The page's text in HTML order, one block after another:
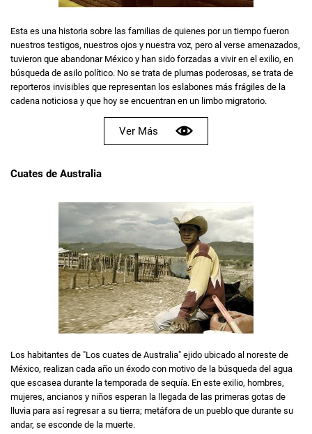
Esta es una historia sobre las familias de quienes por un tiempo fueron
nuestros testigos, nuestros ojos y nuestra voz, pero al verse amenazados,
tuvieron que abandonar México y han sido forzadas a vivir en el exilio, en
búsqueda de asilo político. No se trata de plumas poderosas, se trata de
reporteros invisibles que representan los eslabones más frágiles de la
cadena noticiosa y que hoy se encuentran en un limbo migratorio.
Ver Más
Cuates de Australia
Los habitantes de "Los cuates de Australia" ejido ubicado al noreste de
México, realizan cada año un éxodo con motivo de la búsqueda del agua
que escasea durante la temporada de sequía. En este exilio, hombres,
mujeres, ancianos y niños esperan la llegada de las primeras gotas de
lluvia para así regresar a su tierra; metáfora de un pueblo que durante su
andar, se esconde de la muerte.